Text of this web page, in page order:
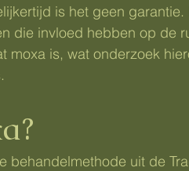
is het geen
die invloed hebben op de
moxa is, wat onderzoek
behandelmethode uit de